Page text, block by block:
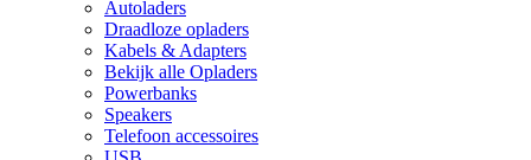
Autoladers
Draadloze opladers
Kabels & Adapters
Bekijk alle Opladers
Powerbanks
Speakers
Telefoon accessoires